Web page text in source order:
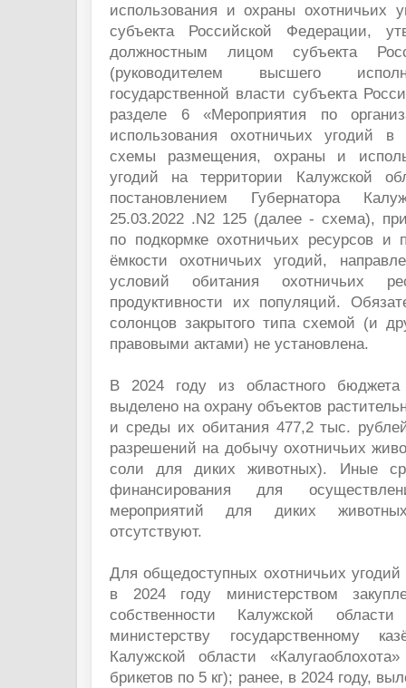
использования и охраны охотничьих
субъекта Российской Федерации,
должностным лицом субъекта
(руководителем высшего
государственной власти субъекта
разделе 6 «Мероприятия по
использования охотничьих угодий в
схемы размещения, охраны и
угодий на территории Калужской
постановлением Губернатора
25.03.2022 .N2 125 (далее - схема),
по подкормке охотничьих ресурсов и
ёмкости охотничьих угодий,
условий обитания охотничьих
продуктивности их популяций.
солонцов закрытого типа схемой (и
правовыми актами) не установлена.
В 2024 году из областного
выделено на охрану объектов
и среды их обитания 477,2 тыс.
разрешений на добычу охотничьих
соли для диких животных). Иные
финансирования для
мероприятий для диких
отсутствуют.
Для общедоступных охотничьих угодий
в 2024 году министерством
собственности Калужской области
министерству государственному
Калужской области
брикетов по 5 кг); ранее, в 2024 году,